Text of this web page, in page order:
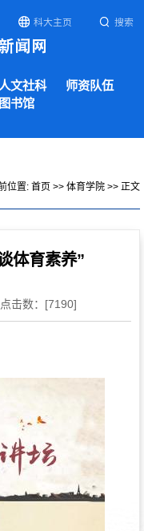
科大主页 搜索
人文社科
师资队伍
图书馆
位置: 首页 >> 体育学院 >> 正文
体育素养”
点击数：[7190]